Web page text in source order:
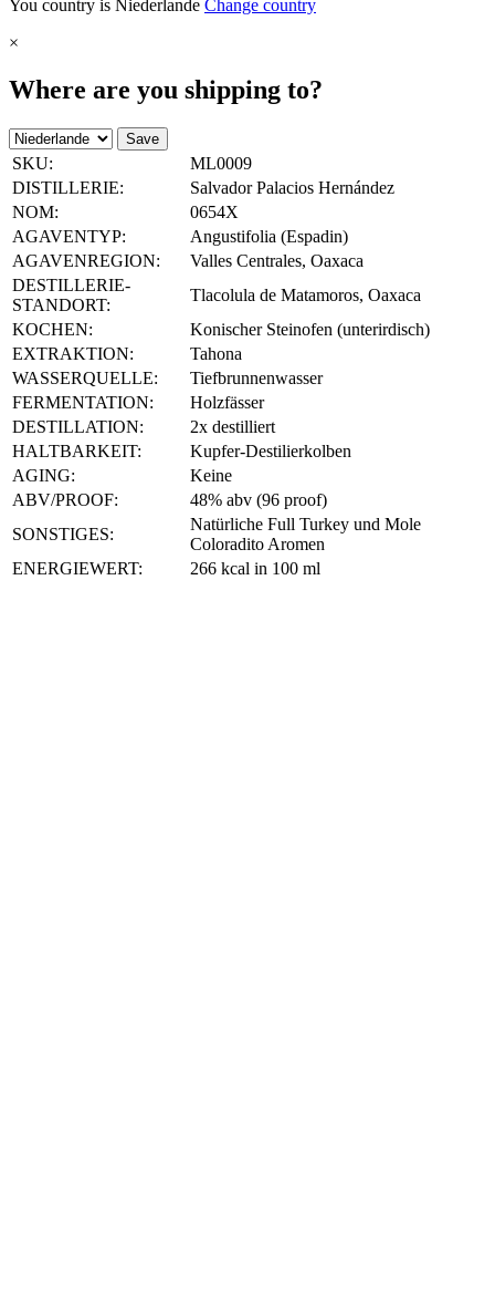
You country is Niederlande Change country
×
Where are you shipping to?
Save
SKU:
ML0009
DISTILLERIE:
Salvador Palacios Hernández
NOM:
0654X
AGAVENTYP:
Angustifolia (Espadin)
AGAVENREGION:
Valles Centrales, Oaxaca
DESTILLERIE-
STANDORT:
Tlacolula de Matamoros, Oaxaca
KOCHEN:
Konischer Steinofen (unterirdisch)
EXTRAKTION:
Tahona
WASSERQUELLE:
Tiefbrunnenwasser
FERMENTATION:
Holzfässer
DESTILLATION:
2x destilliert
HALTBARKEIT:
Kupfer-Destilierkolben
AGING:
Keine
ABV/PROOF:
48% abv (96 proof)
SONSTIGES:
Natürliche Full Turkey und Mole
Coloradito Aromen
ENERGIEWERT:
266 kcal in 100 ml